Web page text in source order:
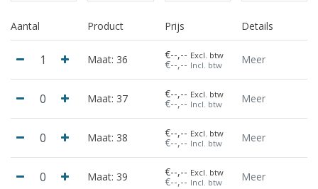
Aantal Product Prijs Details
Maat: 36 €--,-- Excl. btw
€--,-- Incl. btw Meer
Maat: 37 €--,-- Excl. btw
€--,-- Incl. btw Meer
Maat: 38 €--,-- Excl. btw
€--,-- Incl. btw Meer
Maat: 39 €--,-- Excl. btw
€--,-- Incl. btw Meer